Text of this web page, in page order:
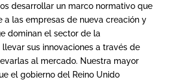
desarrollar un marco normativo que
a las empresas de nueva creación y
dominan el sector de la
sus innovaciones a través de
al mercado. Nuestra mayor
el gobierno del Reino Unido